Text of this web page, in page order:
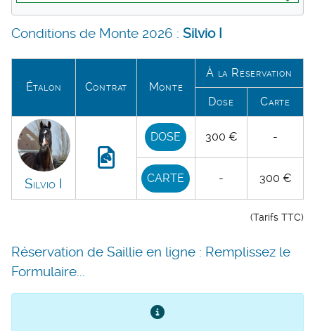
Conditions de Monte 2026 : Silvio I
Étalon Contrat Monte
À la Réservation
Dose Carte
Silvio I
DOSE 300 € -
CARTE - 300 €
(Tarifs TTC)
Réservation de Saillie en ligne : Remplissez le
Formulaire...